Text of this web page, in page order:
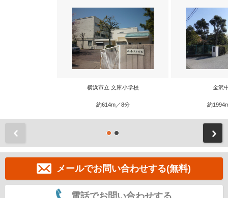
横浜市立 文庫小学校
約614m／8分
金沢
約
メールでお問い合わせする(無料)
電話でお問い合わせする